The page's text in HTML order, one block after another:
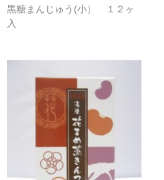
文具
洋菓子
サブレ
黒糖まんじゅう(小） １２ヶ
入